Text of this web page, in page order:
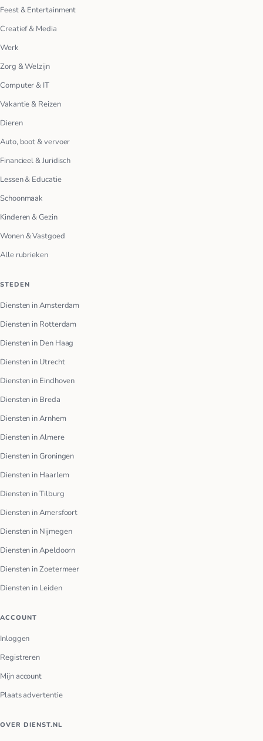
Feest & Entertainment
Creatief & Media
Werk
Zorg & Welzijn
Computer & IT
Vakantie & Reizen
Dieren
Auto, boot & vervoer
Financieel & Juridisch
Lessen & Educatie
Schoonmaak
Kinderen & Gezin
Wonen & Vastgoed
Alle rubrieken
STEDEN
Diensten in Amsterdam
Diensten in Rotterdam
Diensten in Den Haag
Diensten in Utrecht
Diensten in Eindhoven
Diensten in Breda
Diensten in Arnhem
Diensten in Almere
Diensten in Groningen
Diensten in Haarlem
Diensten in Tilburg
Diensten in Amersfoort
Diensten in Nijmegen
Diensten in Apeldoorn
Diensten in Zoetermeer
Diensten in Leiden
ACCOUNT
Inloggen
Registreren
Mijn account
Plaats advertentie
OVER DIENST.NL